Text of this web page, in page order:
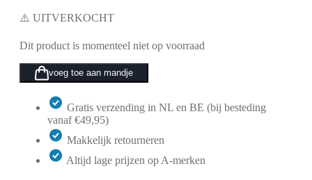
⚠️ UITVERKOCHT
Dit product is momenteel niet op voorraad
voeg toe aan mandje
Gratis verzending in NL en BE (bij besteding
vanaf €49,95)
Makkelijk retourneren
Altijd lage prijzen op A-merken